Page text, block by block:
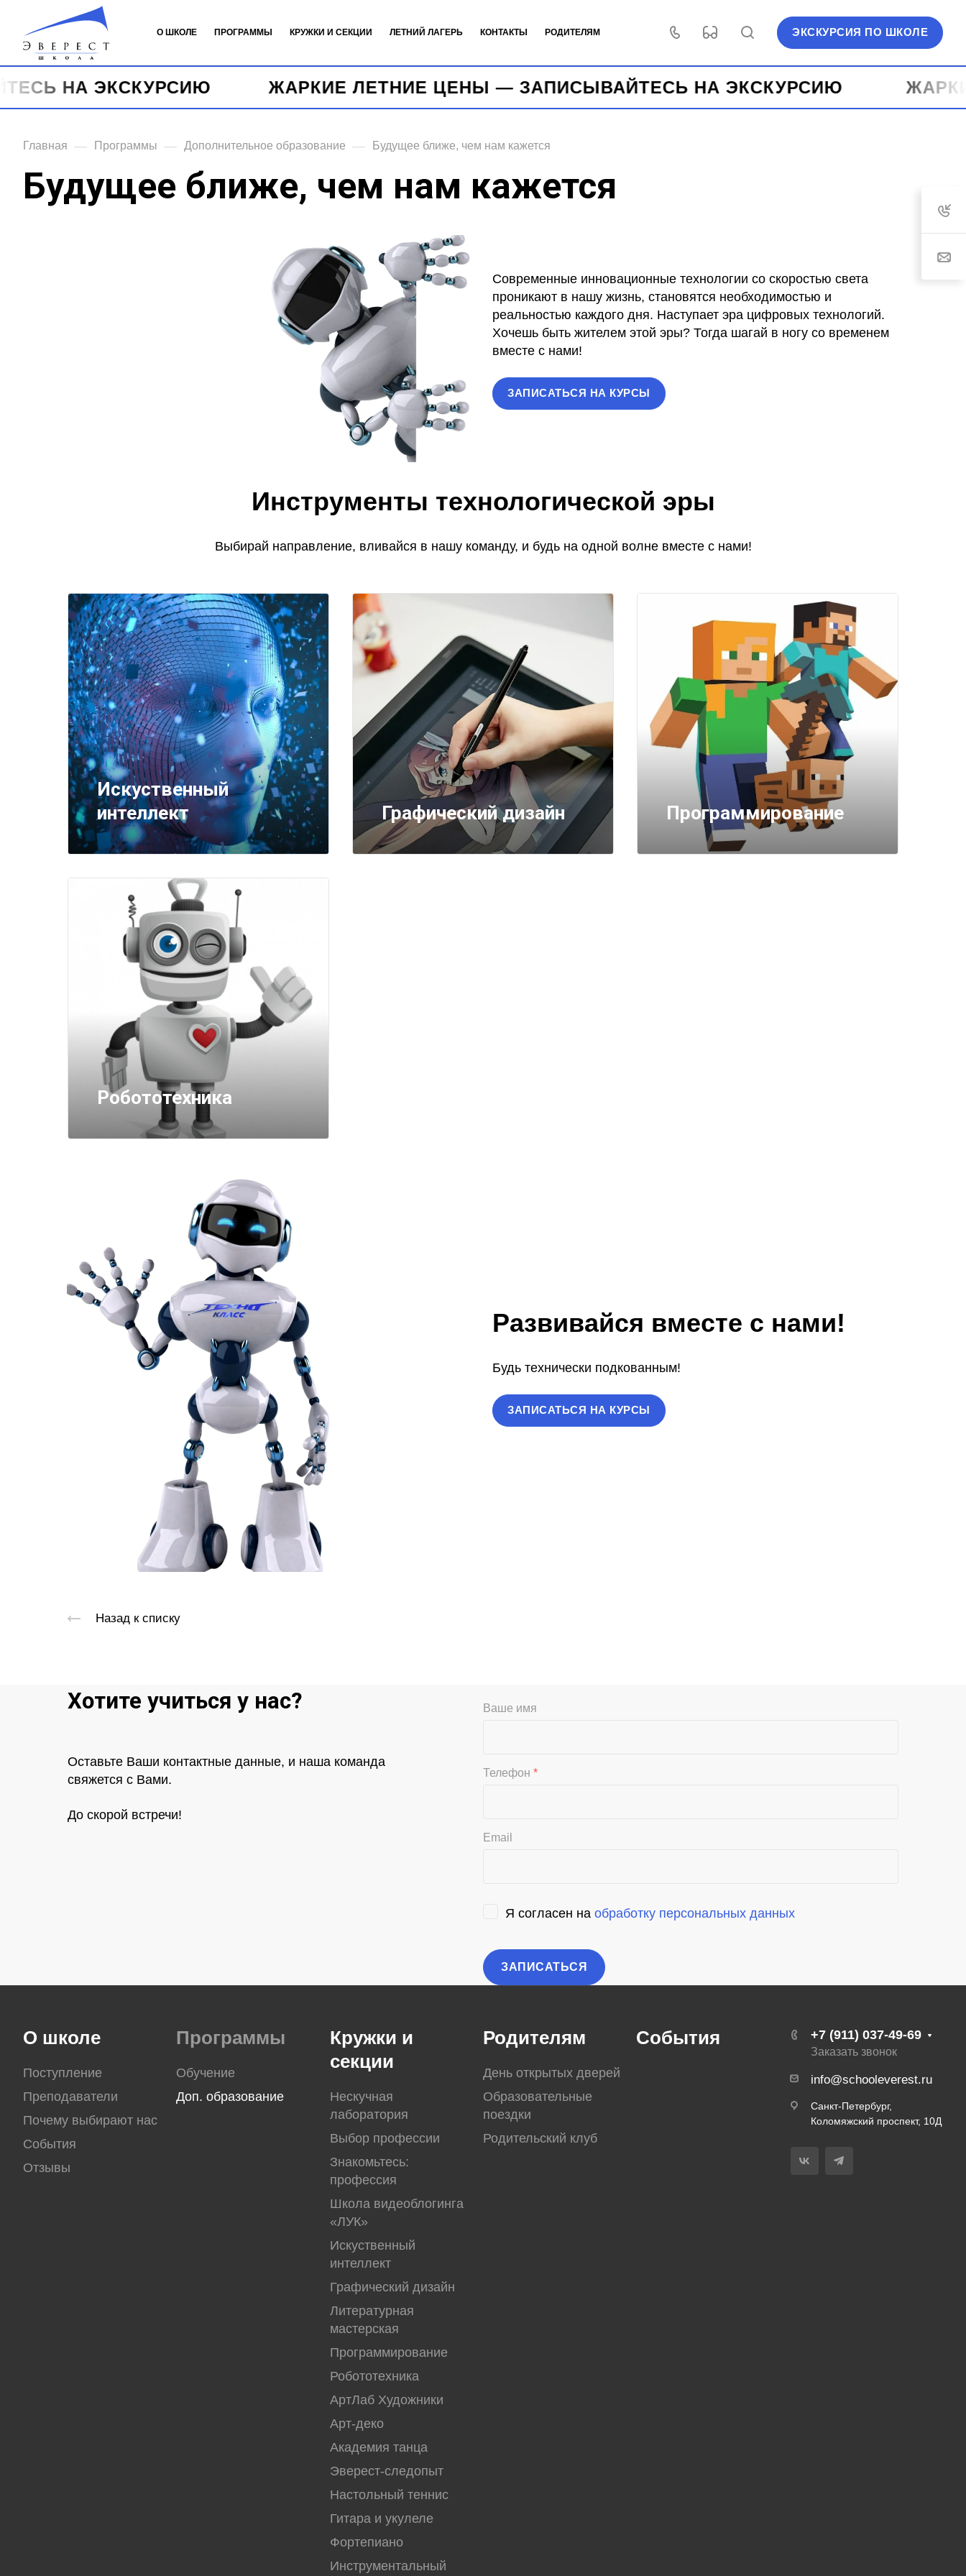
О ШКОЛЕ ПРОГРАММЫ КРУЖКИ И СЕКЦИИ ЛЕТНИЙ ЛАГЕРЬ КОНТАКТЫ РОДИТЕЛЯМ ЭКСКУРСИЯ ПО ШКОЛЕ
ЭКСКУРСИЮ ЖАРКИЕ ЛЕТНИЕ ЦЕНЫ — ЗАПИСЫВАЙТЕСЬ НА ЭКСКУРСИЮ ️ ЖАРКИЕ
Главная — Программы — Дополнительное образование — Будущее ближе, чем нам кажется
Будущее ближе, чем нам кажется
Современные инновационные технологии со скоростью света
проникают в нашу жизнь, становятся необходимостью и
реальностью каждого дня. Наступает эра цифровых технологий.
Хочешь быть жителем этой эры? Тогда шагай в ногу со временем
вместе с нами!
ЗАПИСАТЬСЯ НА КУРСЫ
Инструменты технологической эры
Выбирай направление, вливайся в нашу команду, и будь на одной волне вместе с нами!
Искуственный
интеллект
Графический дизайн Программирование
Робототехника
Развивайся вместе с нами!
Будь технически подкованным!
ЗАПИСАТЬСЯ НА КУРСЫ
Назад к списку
Хотите учиться у нас?
Оставьте Ваши контактные данные, и наша команда
свяжется с Вами.
До скорой встречи!
Ваше имя
Телефон *
Email
Я согласен на обработку персональных данных
О школе
Поступление
Преподаватели
Почему выбирают нас
События
Отзывы
Программы
Обучение
Доп. образование
Кружки и
секции
Нескучная
лаборатория
Выбор профессии
Знакомьтесь:
профессия
Школа видеоблогинга
«ЛУК»
Искуственный
интеллект
Графический дизайн
Литературная
мастерская
Программирование
Робототехника
АртЛаб Художники
Арт-деко
Академия танцa
Эверест-следопыт
Настольный теннис
Гитара и укулеле
Фортепиано
Инструментальный
Родителям
День открытых дверей
Образовательные
поездки
Родительский клуб
События +7 (911) 037-49-69
Заказать звонок
info@schooleverest.ru
Санкт-Петербург,
Коломяжский проспект, 10Д